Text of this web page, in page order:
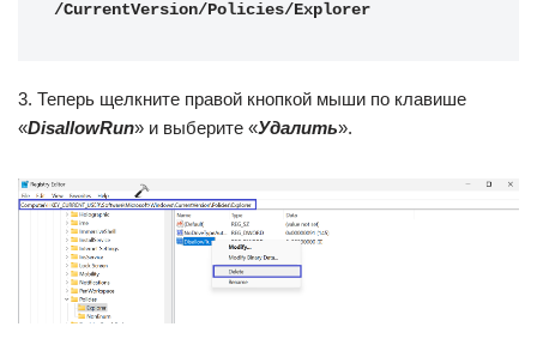
/CurrentVersion/Policies/Explorer
3. Теперь щелкните правой кнопкой мыши по клавише
«DisallowRun» и выберите «Удалить».